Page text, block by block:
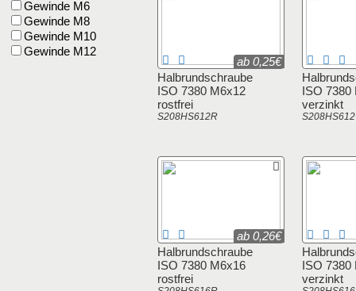
Halbrundschraube
ISO 7380 M6x12
rostfrei
S208HS612R
ab 0,25€
ISO 7380
verzinkt
S208HS612
Halbrundschraube
ISO 7380 M6x16
rostfrei
ab 0,26€
ISO 7380
verzinkt
Gewinde M6
Gewinde M8
Gewinde M10
Gewinde M12